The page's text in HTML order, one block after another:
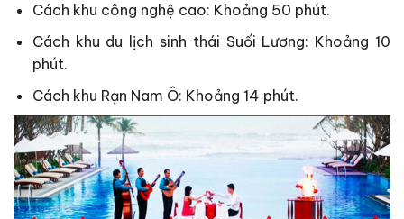
Cách khu công nghệ cao: Khoảng 50 phút.
Cách khu du lịch sinh thái Suối Lương: Khoảng 10
phút.
Cách khu Rạn Nam Ô: Khoảng 14 phút.